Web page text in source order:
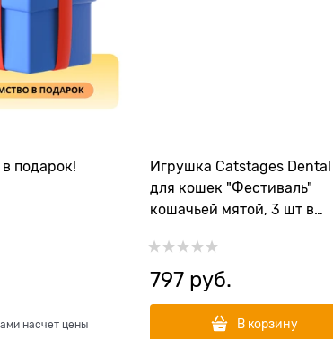
подарок!
насчет цены
Игрушка Catstages Dental
для кошек "Фестиваль"
кошачьей мятой, 3 шт в
797 руб.
В корзину